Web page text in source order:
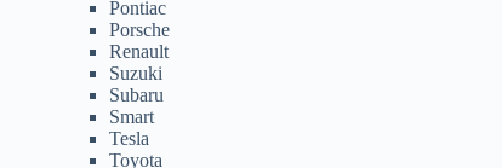
Pontiac
Porsche
Renault
Suzuki
Subaru
Smart
Tesla
Toyota